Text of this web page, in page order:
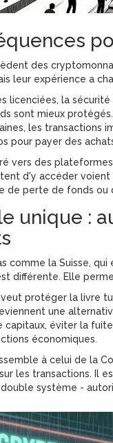
des
leur expérience a
licenciées, la
sont mieux
les transactions
pour payer des
vers des
d'y accéder voient
de perte de fonds ou
unique :
comme la Suisse,
différente. Elle
protéger la livre
une
capitaux, éviter la
économiques.
à celui de la
les transactions. Il
système -